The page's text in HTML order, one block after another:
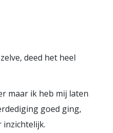
deed het heel
maar ik heb mij laten
goed ging,
inzichtelijk.